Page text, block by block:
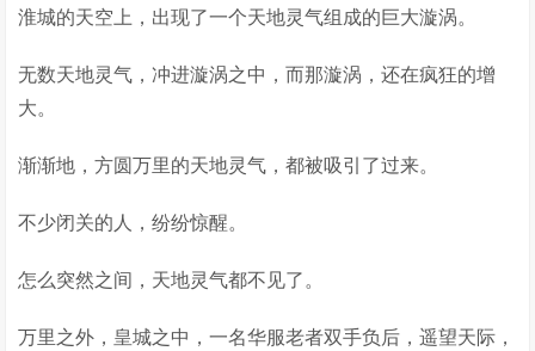
淮城的天空上，出现了一个天地灵气组成的巨大漩涡。
无数天地灵气，冲进漩涡之中，而那漩涡，还在疯狂的增
大。
渐渐地，方圆万里的天地灵气，都被吸引了过来。
不少闭关的人，纷纷惊醒。
怎么突然之间，天地灵气都不见了。
万里之外，皇城之中，一名华服老者双手负后，遥望天际，